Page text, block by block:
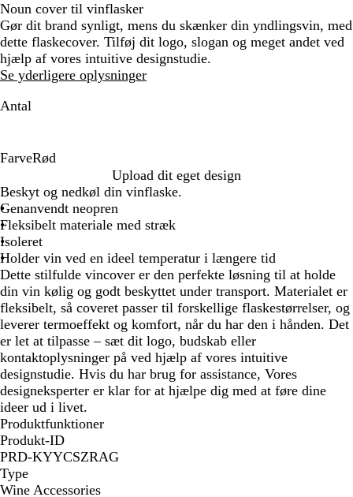
Noun cover til vinflasker
Gør dit brand synligt, mens du skænker din yndlingsvin, med
dette flaskecover. Tilføj dit logo, slogan og meget andet ved
hjælp af vores intuitive designstudie.
Se yderligere oplysninger
Antal
FarveRød
ø
d
Upload dit eget design
Beskyt og nedkøl din vinflaske.
Genanvendt neopren
Fleksibelt materiale med stræk
Isoleret
Holder vin ved en ideel temperatur i længere tid
Dette stilfulde vincover er den perfekte løsning til at holde
din vin kølig og godt beskyttet under transport. Materialet er
fleksibelt, så coveret passer til forskellige flaskestørrelser, og
leverer termoeffekt og komfort, når du har den i hånden. Det
er let at tilpasse – sæt dit logo, budskab eller
kontaktoplysninger på ved hjælp af vores intuitive
designstudie. Hvis du har brug for assistance, Vores
designeksperter er klar for at hjælpe dig med at føre dine
ideer ud i livet.
Produktfunktioner
Produkt-ID
PRD-KYYCSZRAG
Type
Wine Accessories